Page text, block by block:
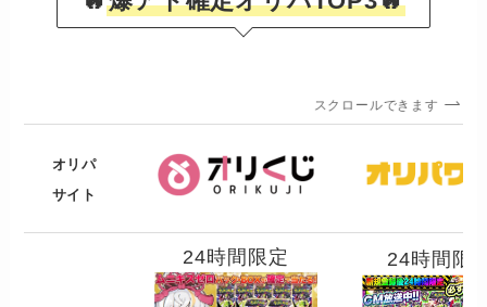
スクロールできます
オリパ
サイト
24時間限定 24時間限